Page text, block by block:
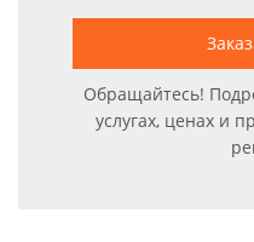
Обращайтесь!
услугах, ценах и